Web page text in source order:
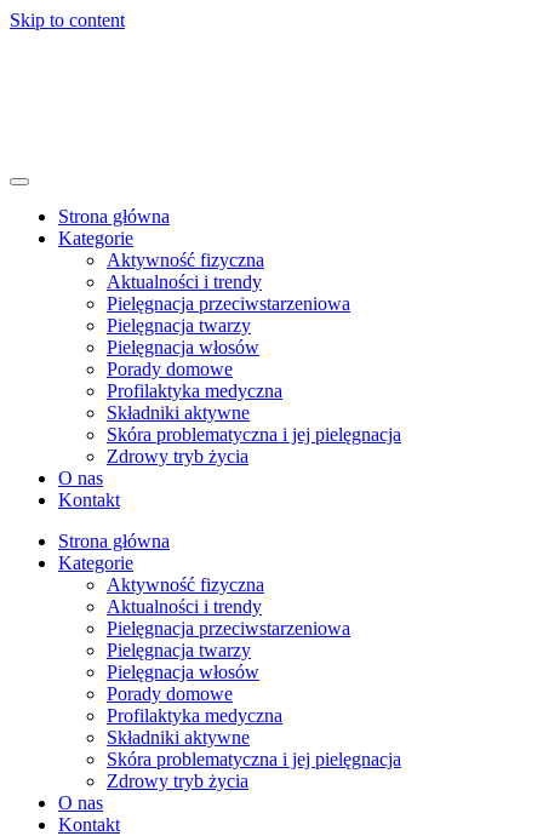
Skip to content
Strona główna
Kategorie
Aktywność fizyczna
Aktualności i trendy
Pielęgnacja przeciwstarzeniowa
Pielęgnacja twarzy
Pielęgnacja włosów
Porady domowe
Profilaktyka medyczna
Składniki aktywne
Skóra problematyczna i jej pielęgnacja
Zdrowy tryb życia
O nas
Kontakt
Strona główna
Kategorie
Aktywność fizyczna
Aktualności i trendy
Pielęgnacja przeciwstarzeniowa
Pielęgnacja twarzy
Pielęgnacja włosów
Porady domowe
Profilaktyka medyczna
Składniki aktywne
Skóra problematyczna i jej pielęgnacja
Zdrowy tryb życia
O nas
Kontakt